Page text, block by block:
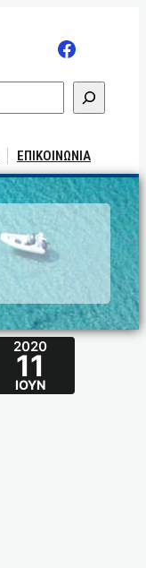
ΕΠΙΚΟΙΝΩΝΙΑ
2020
11
ΙΟΎΝ